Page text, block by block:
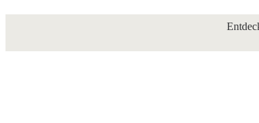
Fashion-Ratgeber: